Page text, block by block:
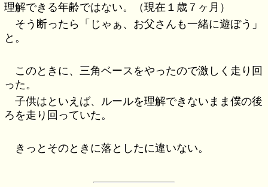
理解できる年齢ではない。（現在１歳７ヶ月）
そう断ったら「じゃぁ、お父さんも一緒に遊ぼう」
と。
このときに、三角ベースをやったので激しく走り回
った。
子供はといえば、ルールを理解できないまま僕の後
ろを走り回っていた。
きっとそのときに落としたに違いない。